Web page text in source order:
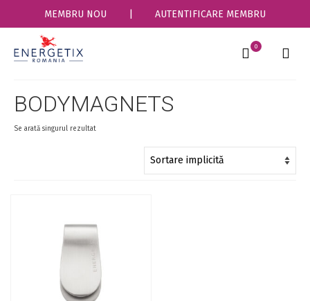
MEMBRU NOU AUTENTIFICARE MEMBRU
0
BODYMAGNETS
Se arată singurul rezultat